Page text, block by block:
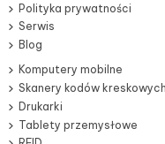
Polityka prywatności
Serwis
Blog
Komputery mobilne
Skanery kodów kreskowych
Drukarki
Tablety przemysłowe